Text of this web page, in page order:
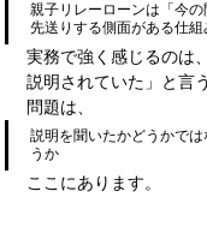
親子リレーローンは「今
先送りする側面がある仕
実務で強く感じるのは
説明されていた」と言
問題は、
説明を聞いたかどうかで
うか
ここにあります。